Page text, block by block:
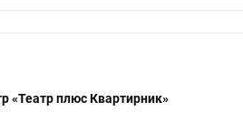
«Театр плюс Квартирник»